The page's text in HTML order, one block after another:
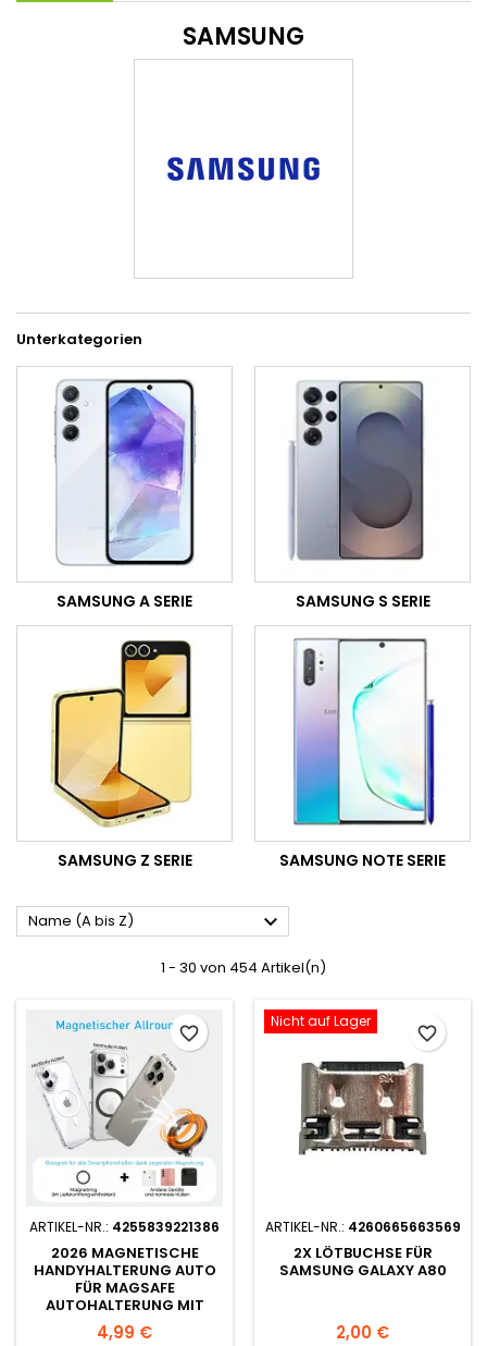
SAMSUNG
Unterkategorien
SAMSUNG A SERIE SAMSUNG S SERIE
SAMSUNG Z SERIE SAMSUNG NOTE SERIE
Name (A bis Z) 
1 - 30 von 454 Artikel(n)
ARTIKEL-NR.: 4255839221386
2026 MAGNETISCHE
HANDYHALTERUNG AUTO
FÜR MAGSAFE
AUTOHALTERUNG MIT
RING
4,99 €
favorite_border
Nicht auf Lager
ARTIKEL-NR.: 4260665663569
2X LÖTBUCHSE FÜR
SAMSUNG GALAXY A80
2,00 €
favorite_border